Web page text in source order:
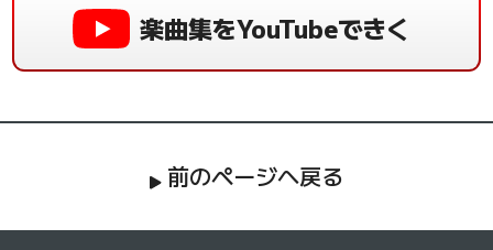
楽曲集をYouTubeできく
前のページへ戻る